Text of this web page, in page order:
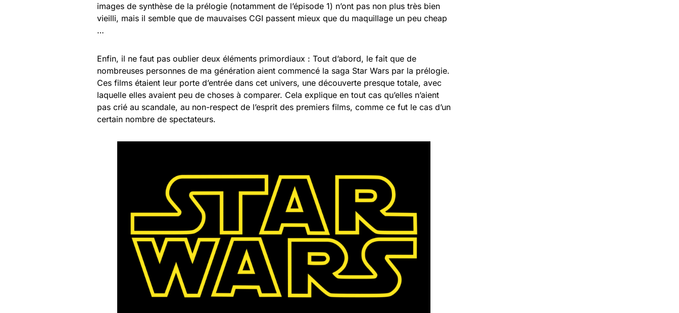
images de synthèse de la prélogie (notamment de l’épisode 1) n’ont pas non plus très bien
vieilli, mais il semble que de mauvaises CGI passent mieux que du maquillage un peu cheap
…
Enfin, il ne faut pas oublier deux éléments primordiaux : Tout d’abord, le fait que de
nombreuses personnes de ma génération aient commencé la saga Star Wars par la prélogie.
Ces films étaient leur porte d’entrée dans cet univers, une découverte presque totale, avec
laquelle elles avaient peu de choses à comparer. Cela explique en tout cas qu’elles n’aient
pas crié au scandale, au non-respect de l’esprit des premiers films, comme ce fut le cas d’un
certain nombre de spectateurs.